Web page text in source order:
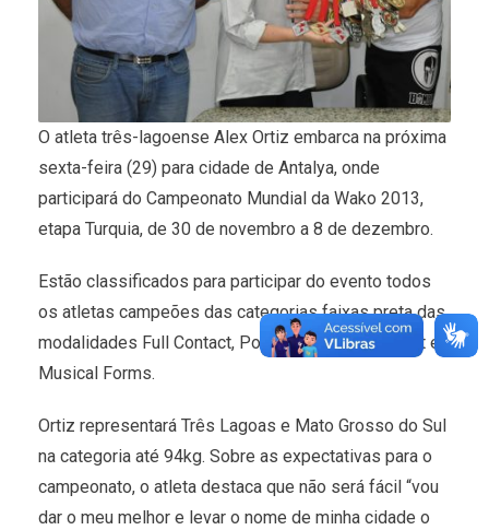
O atleta três-lagoense Alex Ortiz embarca na próxima
sexta-feira (29) para cidade de Antalya, onde
participará do Campeonato Mundial da Wako 2013,
etapa Turquia, de 30 de novembro a 8 de dezembro.
Estão classificados para participar do evento todos
os atletas campeões das categorias faixas preta das
modalidades Full Contact, Point Fight,Light Contact e
Musical Forms.
Ortiz representará Três Lagoas e Mato Grosso do Sul
na categoria até 94kg. Sobre as expectativas para o
campeonato, o atleta destaca que não será fácil “vou
dar o meu melhor e levar o nome de minha cidade o